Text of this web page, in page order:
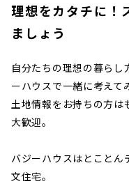
理想をカタチに！
ましょう
自分たちの理想の暮ら
ーハウスで一緒に考えて
土地情報をお持ちの方は
大歓迎。
バジーハウスはとことん
文住宅。